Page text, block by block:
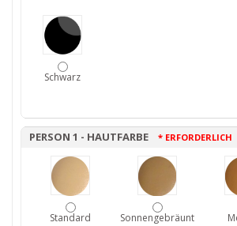
Schwarz
PERSON 1 - HAUTFARBE * ERFORDERLICH
Standard Sonnengebräunt